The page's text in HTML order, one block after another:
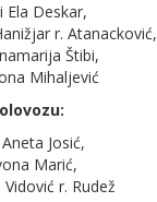
Ela Deskar,
r. Atanacković,
Štibi,
Mihaljević
Josić,
Marić,
r. Rudež